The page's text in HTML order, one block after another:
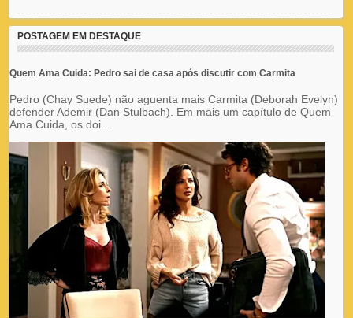
POSTAGEM EM DESTAQUE
Quem Ama Cuida: Pedro sai de casa após discutir com Carmita
Pedro (Chay Suede) não aguenta mais Carmita (Deborah Evelyn)
defender Ademir (Dan Stulbach). Em mais um capítulo de Quem
Ama Cuida, os doi...